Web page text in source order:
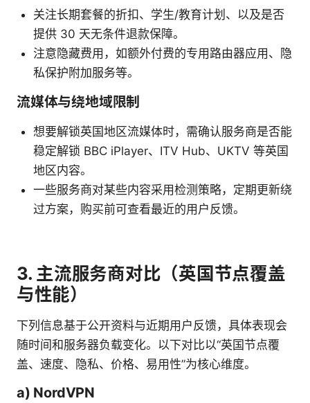
关注长期套餐的折扣、学生/教育计划、以及是否
提供 30 天无条件退款保障。
注意隐藏费用，如额外付费的专用路由器应用、隐
私保护附加服务等。
流媒体与绕地域限制
想要解锁英国地区流媒体时，需确认服务商是否能
稳定解锁 BBC iPlayer、ITV Hub、UKTV 等英国
地区内容。
一些服务商对某些内容采用检测策略，定期更新绕
过方案，购买前可查看最近的用户反馈。
3. 主流服务商对比（英国节点覆盖
与性能）
下列信息基于公开资料与近期用户反馈，具体表现会
随时间和服务器负载变化。以下对比以“英国节点覆
盖、速度、隐私、价格、易用性”为核心维度。
a) NordVPN